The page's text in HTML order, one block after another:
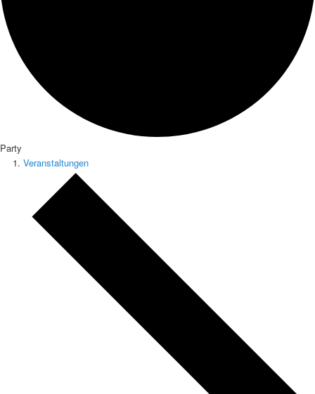
Party
Veranstaltungen